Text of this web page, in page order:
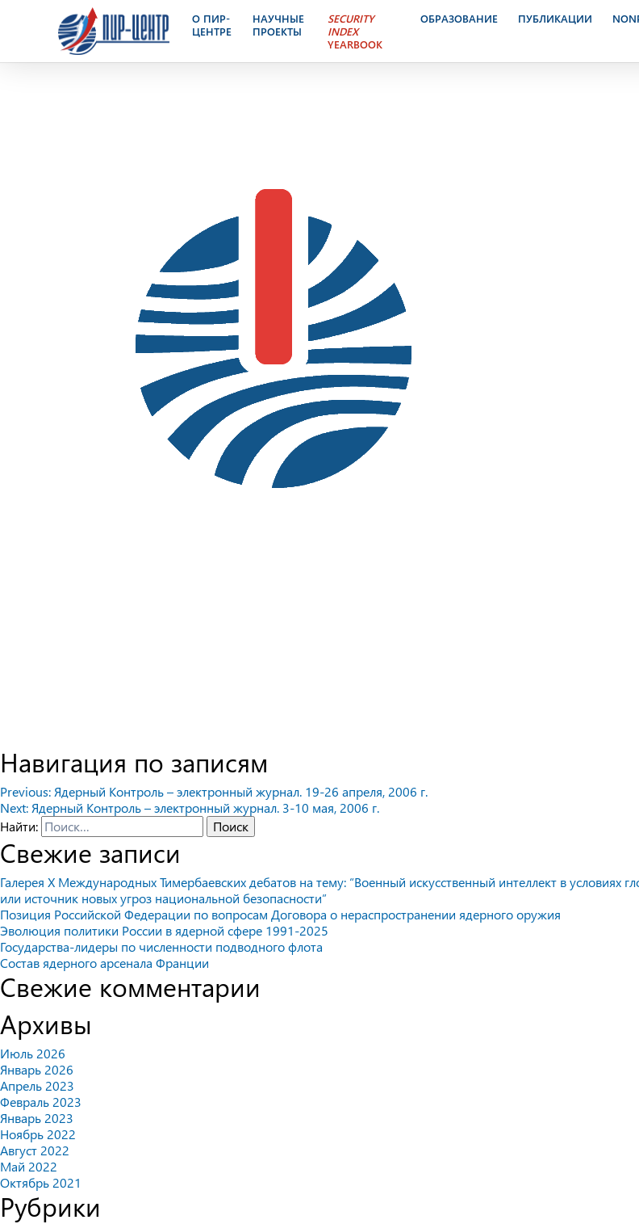
О ПИР-
ЦЕНТРЕ
НАУЧНЫЕ
ПРОЕКТЫ
SECURITY
INDEX
YEARBOOK
ОБРАЗОВАНИЕ ПУБЛИКАЦИИ
Ядерный Контроль – электронный
Навигация по записям
Previous: Ядерный Контроль – электронный журнал. 19-26 апреля, 2006 г.
Next: Ядерный Контроль – электронный журнал. 3-10 мая, 2006 г.
Найти:
Свежие записи
Галерея X Международных Тимербаевских дебатов на тему: “Военный искусственный интеллект в условиях
или источник новых угроз национальной безопасности”
Позиция Российской Федерации по вопросам Договора о нераспространении ядерного оружия
Эволюция политики России в ядерной сфере 1991-2025
Государства-лидеры по численности подводного флота
Состав ядерного арсенала Франции
Свежие комментарии
Архивы
Июль 2026
Январь 2026
Апрель 2023
Февраль 2023
Январь 2023
Ноябрь 2022
Август 2022
Май 2022
Октябрь 2021
Рубрики